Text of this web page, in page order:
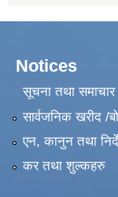
Notices
सूचना तथा समाचार
सार्वजनिक खरीद /
एन, कानुन तथा
कर तथा शुल्कहरु